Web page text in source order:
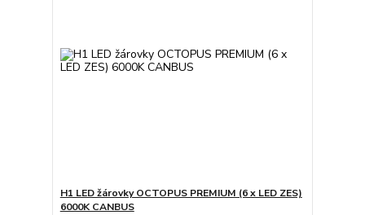
H1 LED žárovky OCTOPUS PREMIUM (6 x LED ZES)
6000K CANBUS